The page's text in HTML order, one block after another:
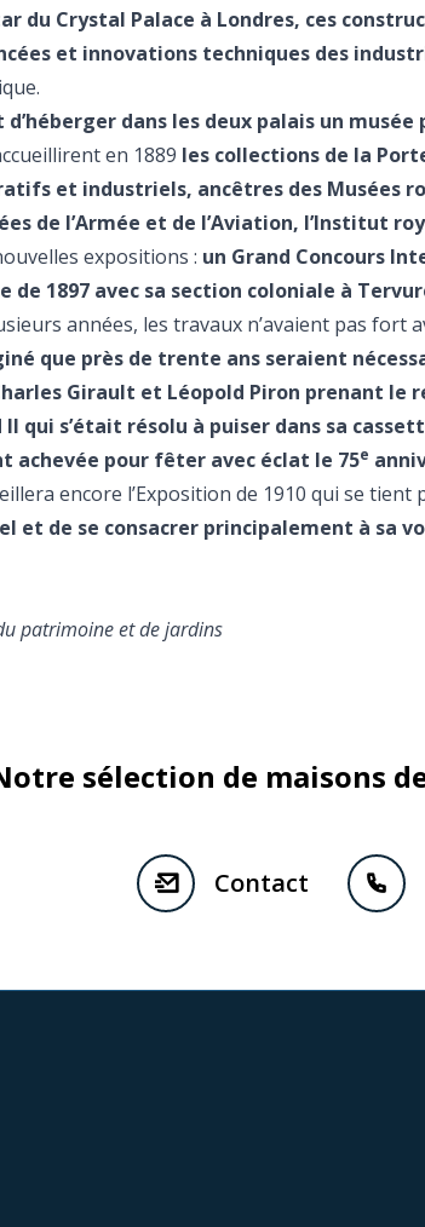
du Crystal Palace à Londres, ces
et innovations techniques des
dans les deux palais un
en 1889 les collections de la
et industriels, ancêtres des Musées
de l’Armée et de l’Aviation, l’Institut
expositions : un Grand Concours
de 1897 avec sa section coloniale à
années, les travaux n’avaient pas fort
que près de trente ans seraient
Girault et Léopold Piron prenant le
qui s’était résolu à puiser dans sa
pour fêter avec éclat le 75e
encore l’Exposition de 1910 qui se
et de se consacrer principalement à sa
patrimoine et de jardins
sélection de maisons
Contact